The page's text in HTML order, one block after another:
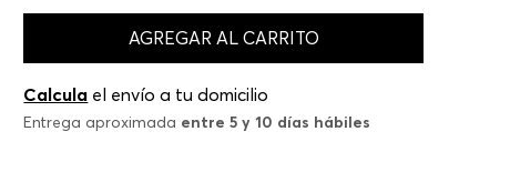
AGREGAR AL CARRITO
Calcula el envío a tu domicilio
Entrega aproximada entre 5 y 10 días hábiles